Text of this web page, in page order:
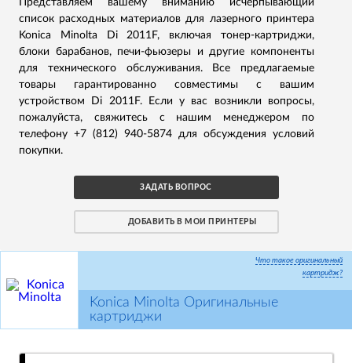
Представляем вашему вниманию исчерпывающий
список расходных материалов для лазерного принтера
Konica Minolta Di 2011F, включая тонер-картриджи,
блоки барабанов, печи-фьюзеры и другие компоненты
для технического обслуживания. Все предлагаемые
товары гарантированно совместимы с вашим
устройством Di 2011F. Если у вас возникли вопросы,
пожалуйста, свяжитесь с нашим менеджером по
телефону +7 (812) 940-5874 для обсуждения условий
покупки.
ЗАДАТЬ ВОПРОС
ДОБАВИТЬ В МОИ ПРИНТЕРЫ
Что такое оригинальный
картридж?
Konica Minolta Оригинальные
картриджи